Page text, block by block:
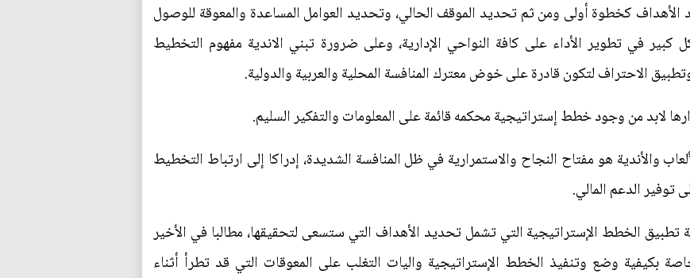
الأهداف كخطوة أولى ومن ثم تحديد الموقف الحالي، وتحديد العوامل المساعدة والمعوقة للوصول
في تطوير الأداء على كافة النواحي الإدارية، وعلى ضرورة تبني الاندية مفهوم التخطيط
الاحتراف لتكون قادرة على خوض معترك المنافسة المحلية والعربية والدولية.
لابد من وجود خطط إستراتيجية محكمه قائمة على المعلومات والتفكير السليم.
والأندية هو مفتاح النجاح والاستمرارية في ظل المنافسة الشديدة، إدراكا إلى ارتباط التخطيط
توفير الدعم المالي.
تطبيق الخطط الإستراتيجية التي تشمل تحديد الأهداف التي ستسعى لتحقيقها، مطالبا في الأخير
بكيفية وضع وتنفيذ الخطط الإستراتيجية واليات التغلب على المعوقات التي قد تطرأ أثناء